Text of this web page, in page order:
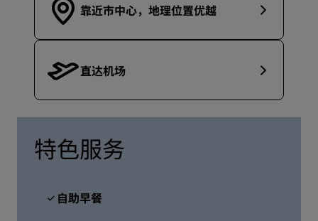
靠近市中心，地理位置优越
直达机场
特色服务
自助早餐